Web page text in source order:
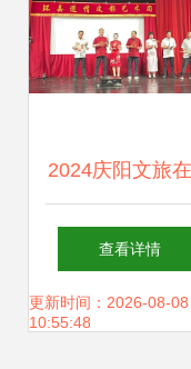
2024庆阳文旅
动 丰富文化生活
凝聚精神力量
查看详情
更新时间：2026-08-08
10:55:48